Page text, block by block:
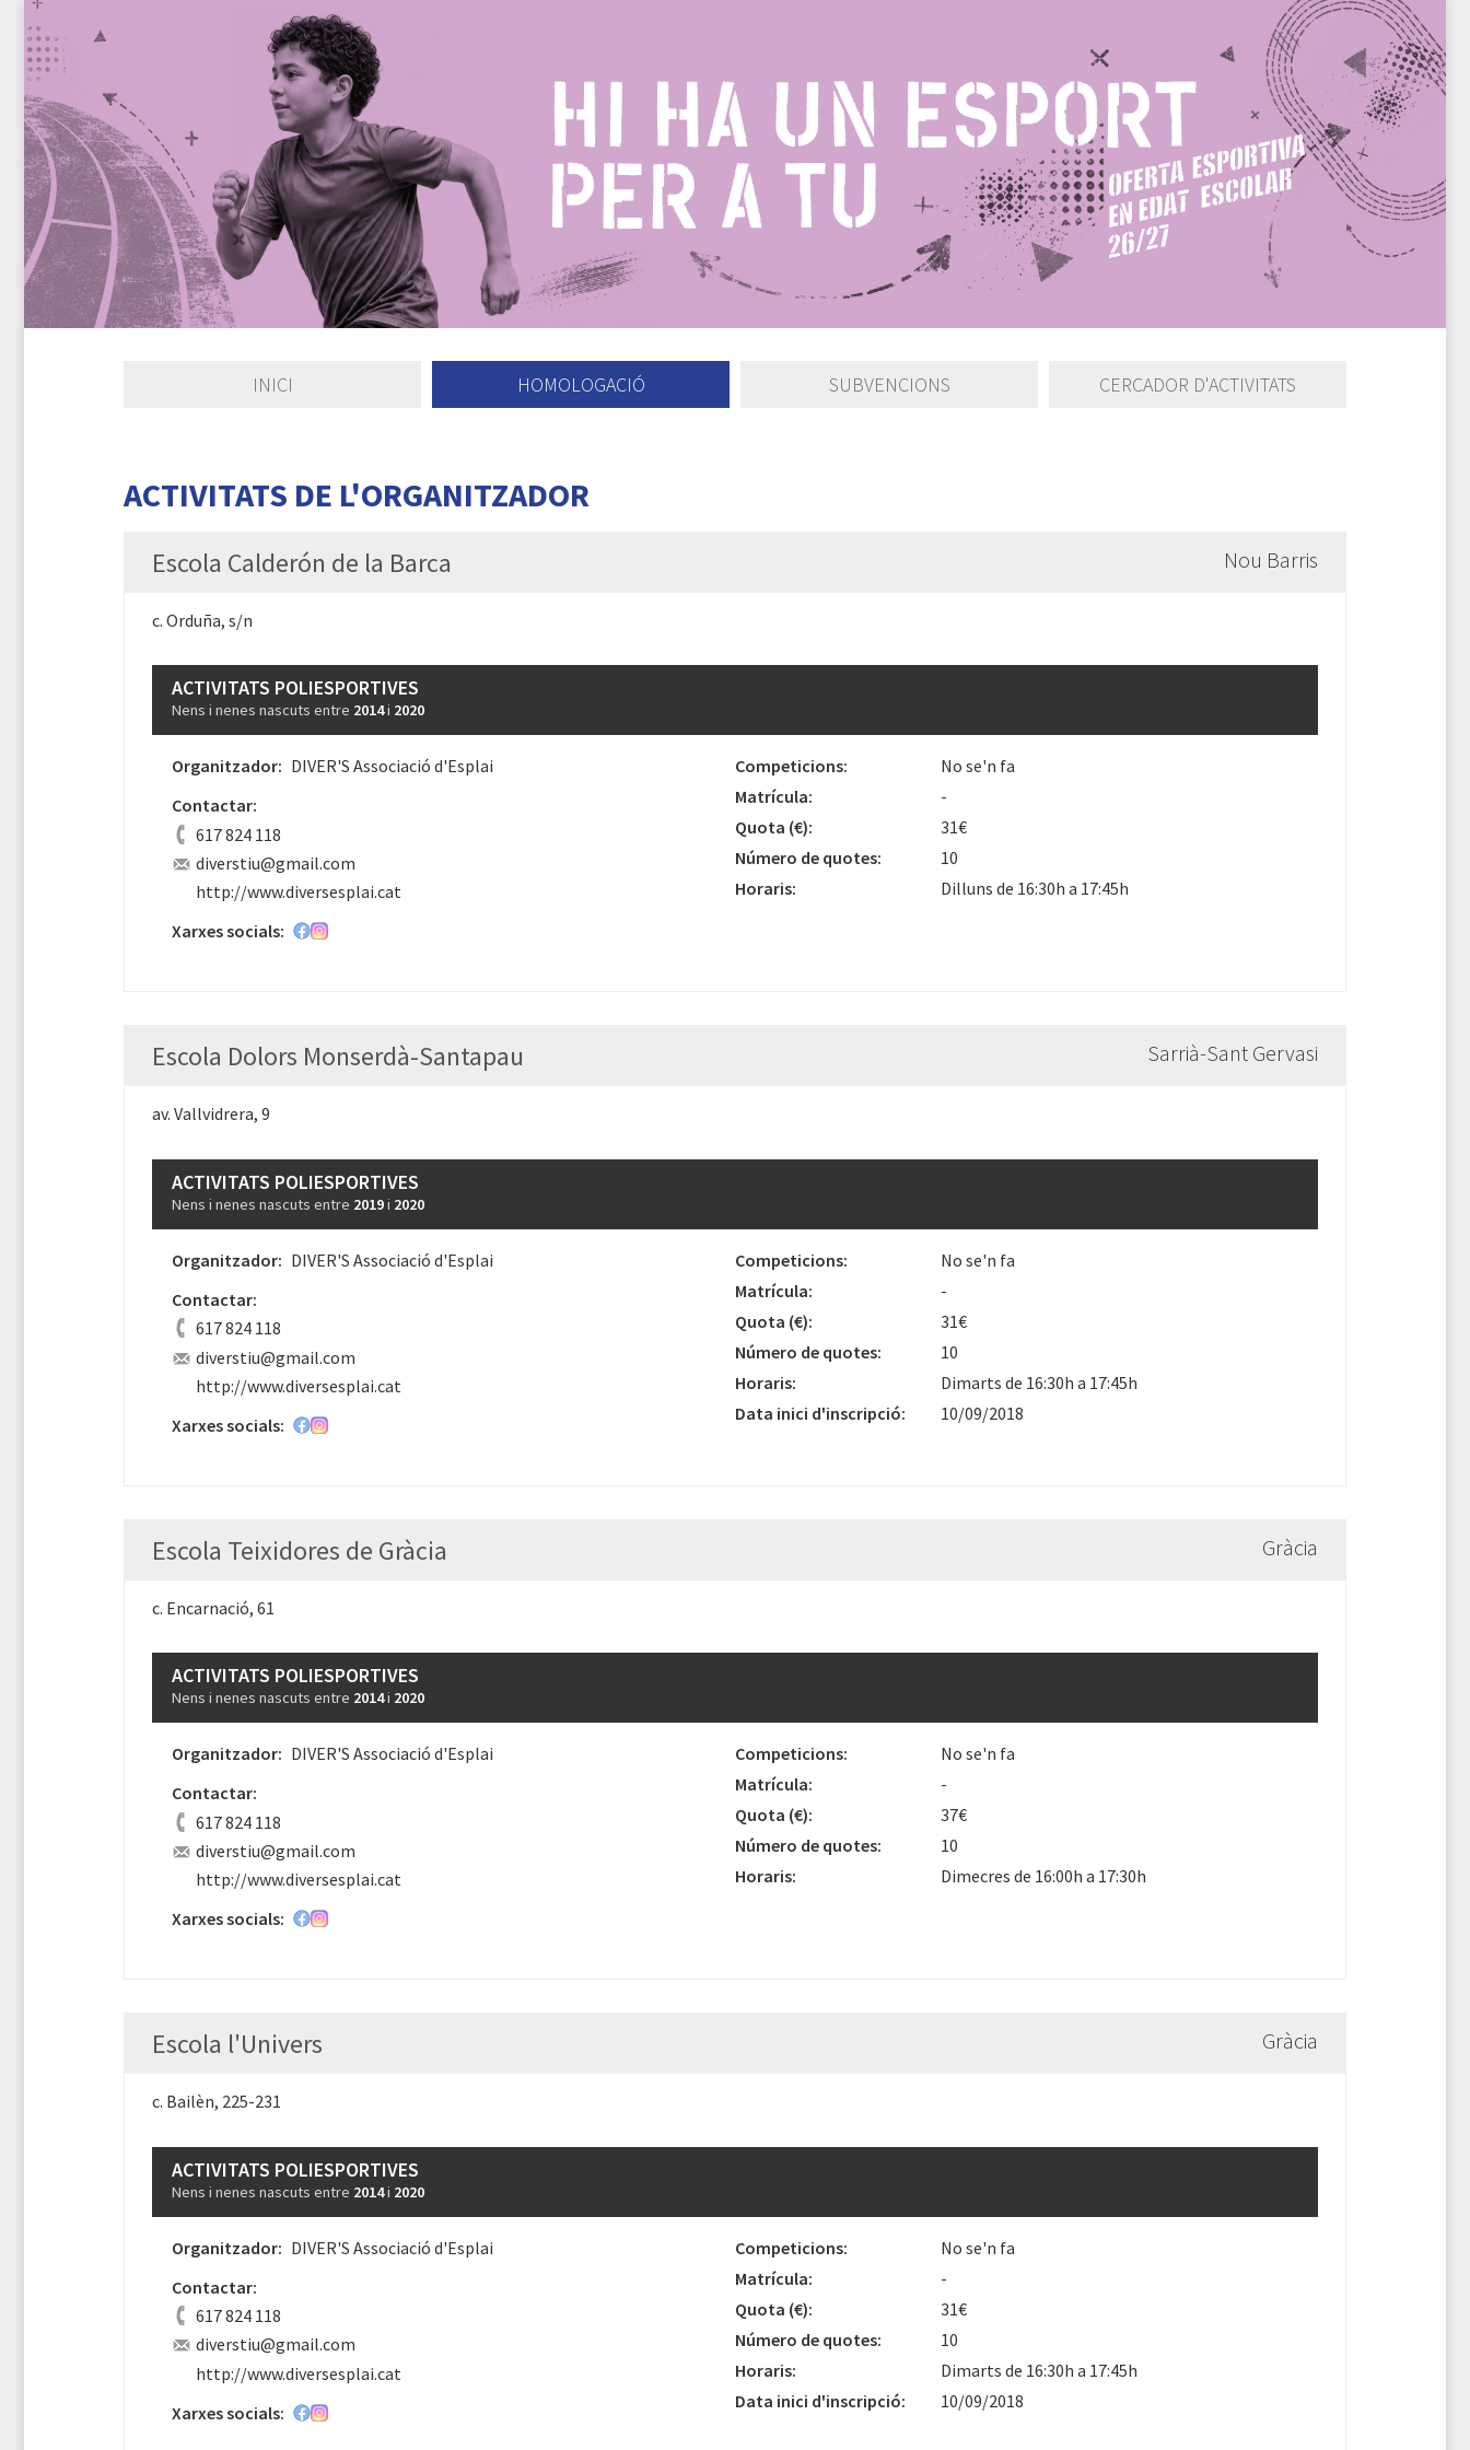
INICI HOMOLOGACIÓ SUBVENCIONS CERCADOR D'ACTIVITATS
ACTIVITATS DE L'ORGANITZADOR
Escola Calderón de la Barca Nou Barris
c. Orduña, s/n
ACTIVITATS POLIESPORTIVES
Nens i nenes nascuts entre 2014i 2020
Organitzador: DIVER'S Associació d'Esplai
Contactar:
617 824 118
diverstiu@gmail.com
http://www.diversesplai.cat
Xarxes socials:
Competicions:
No se'n fa
Matrícula:
-
Quota (€):
31€
Número de quotes:
10
Horaris:
Dilluns de 16:30h a 17:45h
Escola Dolors Monserdà-Santapau Sarrià-Sant Gervasi
av. Vallvidrera, 9
ACTIVITATS POLIESPORTIVES
Nens i nenes nascuts entre 2019i 2020
Organitzador: DIVER'S Associació d'Esplai
Contactar:
617 824 118
diverstiu@gmail.com
http://www.diversesplai.cat
Xarxes socials:
Competicions:
No se'n fa
Matrícula:
-
Quota (€):
31€
Número de quotes:
10
Horaris:
Dimarts de 16:30h a 17:45h
Data inici d'inscripció:
10/09/2018
Escola Teixidores de Gràcia Gràcia
c. Encarnació, 61
ACTIVITATS POLIESPORTIVES
Nens i nenes nascuts entre 2014i 2020
Organitzador: DIVER'S Associació d'Esplai
Contactar:
617 824 118
diverstiu@gmail.com
http://www.diversesplai.cat
Xarxes socials:
Competicions:
No se'n fa
Matrícula:
-
Quota (€):
37€
Número de quotes:
10
Horaris:
Dimecres de 16:00h a 17:30h
Escola l'Univers Gràcia
c. Bailèn, 225-231
ACTIVITATS POLIESPORTIVES
Nens i nenes nascuts entre 2014i 2020
Organitzador: DIVER'S Associació d'Esplai
Contactar:
617 824 118
diverstiu@gmail.com
http://www.diversesplai.cat
Xarxes socials:
Competicions:
No se'n fa
Matrícula:
-
Quota (€):
31€
Número de quotes:
10
Horaris:
Dimarts de 16:30h a 17:45h
Data inici d'inscripció:
10/09/2018